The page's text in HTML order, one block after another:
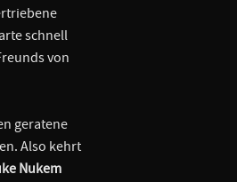
schnell
von
geratene
Also kehrt
Nukem